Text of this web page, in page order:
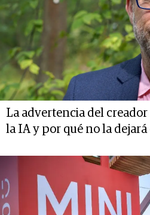
La advertencia del
la IA y por qué no la